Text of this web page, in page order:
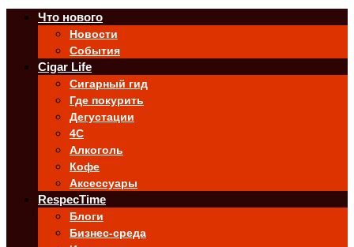
Что нового
Новости
События
Cigar Life
Сигарный гид
Где покурить
Дегустации
4C
Алкоголь
Кофе
Аксессуары
RespecTime
Блоги
Бизнес-среда